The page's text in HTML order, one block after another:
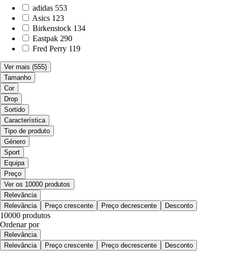
adidas 553
Asics 123
Birkenstock 134
Eastpak 290
Fred Perry 119
Ver mais (555)
Tamanho
Cor
Drop
Sortido
Característica
Tipo de produto
Género
Sport
Equipa
Preço
Ver os 10000 produtos
Relevância
Relevância
Preço crescente Preço decrescente Desconto
10000 produtos
Ordenar por
Relevância
Relevância
Preço crescente Preço decrescente Desconto